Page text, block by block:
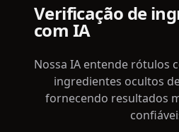
Verificação de
com IA
Nossa IA entende rótulos
ingredientes ocultos
fornecendo resultados